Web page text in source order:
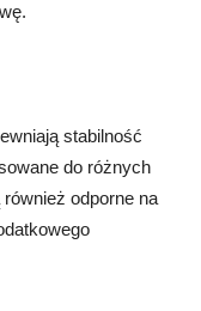
stabilność
do różnych
również odporne na